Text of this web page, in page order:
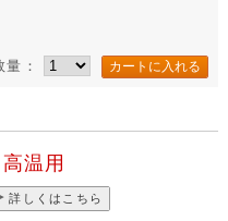
量：
温用
詳しくはこちら